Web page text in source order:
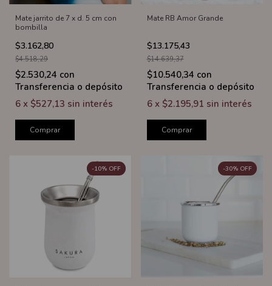
Mate jarrito de 7 x d. 5 cm con
bombilla
$3.162,80
$4.518,29
$2.530,24 con
Transferencia o depósito
6 x $527,13 sin interés
Comprar
Mate RB Amor Grande
$13.175,43
$14.639,37
$10.540,34 con
Transferencia o depósito
6 x $2.195,91 sin interés
Comprar
-10% OFF -30% OFF